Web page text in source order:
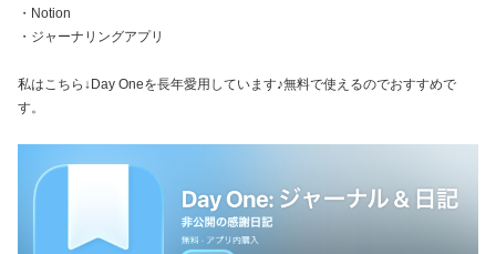
・Notion
・ジャーナリングアプリ
私はこちら↓Day Oneを長年愛用しています♪無料で使えるのでおすすめで
す。